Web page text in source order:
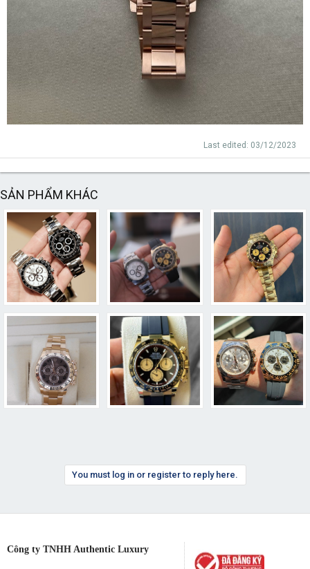
Last edited: 03/12/2023
SẢN PHẨM KHÁC
You must log in or register to reply here.
Công ty TNHH Authentic Luxury